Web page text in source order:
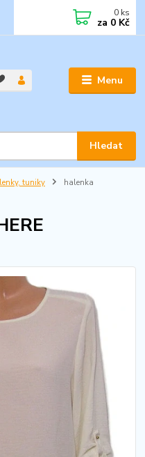
Menu
Hledat
0 ks
za 0 Kč
tuniky
halenka